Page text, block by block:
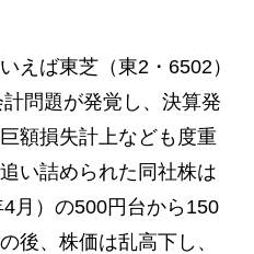
えば東芝（東2・6502）
問題が発覚し、決算発
額損失計上なども度重
い詰められた同社株は
月）の500円台から150
後、株価は乱高下し、